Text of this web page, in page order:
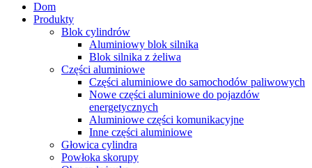
Dom
Produkty
Blok cylindrów
Aluminiowy blok silnika
Blok silnika z żeliwa
Części aluminiowe
Części aluminiowe do samochodów paliwowych
Nowe części aluminiowe do pojazdów
energetycznych
Aluminiowe części komunikacyjne
Inne części aluminiowe
Głowica cylindra
Powłoka skorupy